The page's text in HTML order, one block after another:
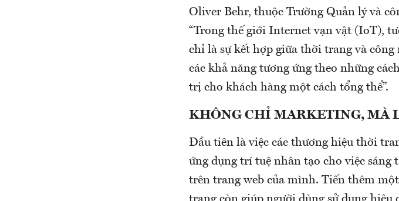
Oliver Behr, thuộc Trường Quản lý và
“Trong thế giới Internet vạn vật (IoT),
chỉ là sự kết hợp giữa thời trang và
các khả năng tương ứng theo những
trị cho khách hàng một cách tổng thể”.
KHÔNG CHỈ MARKETING, MÀ
Đầu tiên là việc các thương hiệu thời
ứng dụng trí tuệ nhân tạo cho việc sáng
trên trang web của mình. Tiến thêm